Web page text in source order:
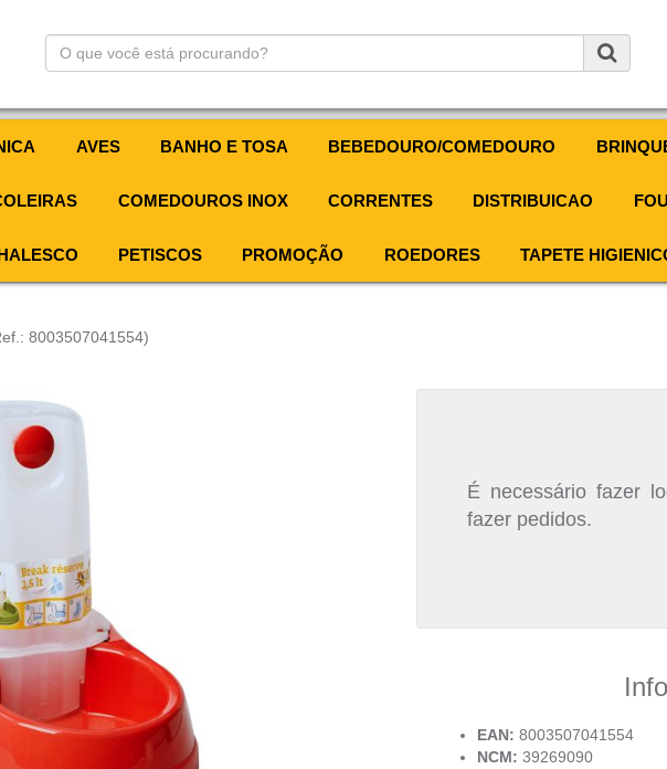
que
está
AVES BANHO E TOSA BEBEDOURO/COMEDOURO
COMEDOUROS INOX CORRENTES DISTRIBUICAO
PETISCOS PROMOÇÃO ROEDORES TAPETE
8003507041554)
É necessário fazer
fazer pedidos.
EAN: 8003507041554
NCM: 39269090